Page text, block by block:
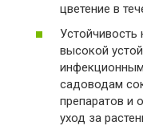
цветение в
Устойчивость
высокой
садоводам
препаратов и
уход за